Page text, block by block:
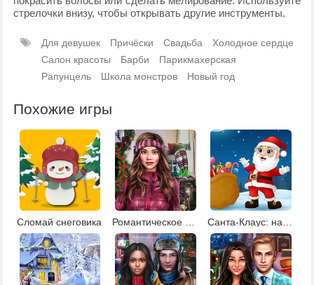
стрелочки внизу, чтобы открывать другие инструменты.
Для девушек Причёски Свадьба
Холодное сердце
Салон красоты
Барби
Парикмахерская
Рапунцель
Школа монстров Новый год
Похожие игры
Сломай снеговика